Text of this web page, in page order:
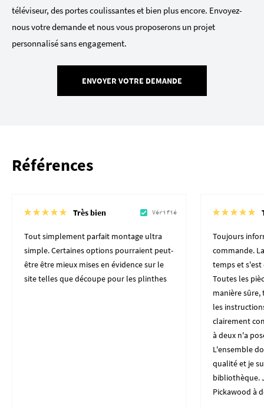
téléviseur, des portes coulissantes et bien plus encore. Envoyez-
nous votre demande et nous vous proposerons un projet
personnalisé sans engagement.
ENVOYER VOTRE DEMANDE
Références
Très bien Vérifié
Tout simplement parfait montage ultra
simple. Certaines options pourraient peut-
être être mieux mises en évidence sur le
site telles que découpe pour les plinthes
Toujours
commande.
temps et
Toutes les
manière
les
clairement
à deux n'a
L'ensemble
qualité et je
bibliothèque.
Pickawood à